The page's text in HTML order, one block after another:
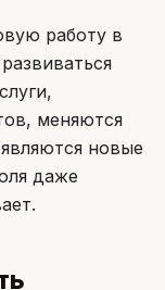
работу в
меняются
новые
даже